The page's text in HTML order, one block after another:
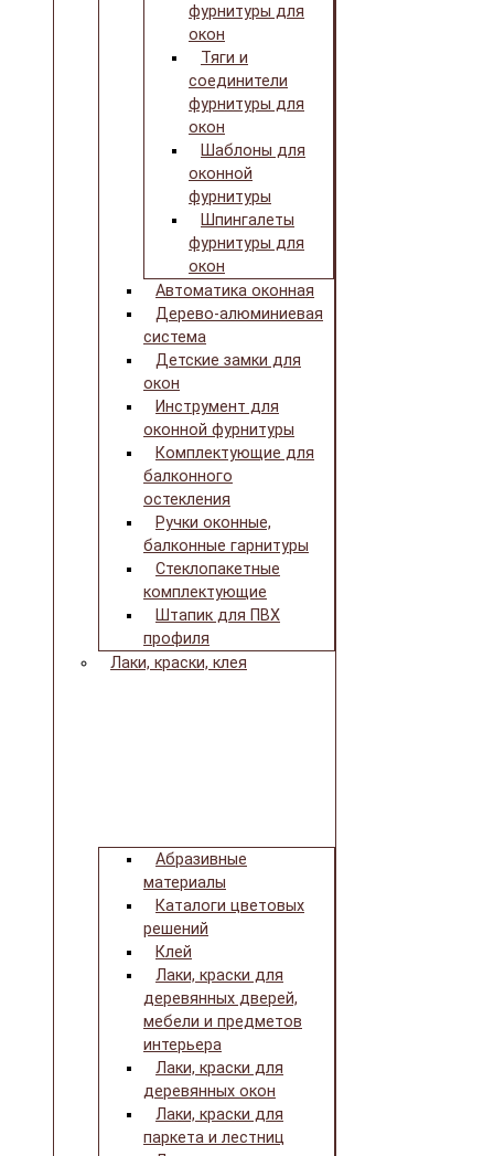
фурнитуры для
окон
Тяги и
соединители
фурнитуры для
окон
Шаблоны для
оконной
фурнитуры
Шпингалеты
фурнитуры для
окон
Автоматика оконная
Дерево-алюминиевая
система
Детские замки для
окон
Инструмент для
оконной фурнитуры
Комплектующие для
балконного
остекления
Ручки оконные,
балконные гарнитуры
Стеклопакетные
комплектующие
Штапик для ПВХ
профиля
Лаки, краски, клея
Абразивные
материалы
Каталоги цветовых
решений
Клей
Лаки, краски для
деревянных дверей,
мебели и предметов
интерьера
Лаки, краски для
деревянных окон
Лаки, краски для
паркета и лестниц